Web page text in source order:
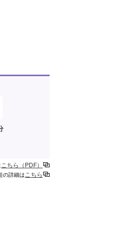
こちら（PDF）
の詳細は こちら